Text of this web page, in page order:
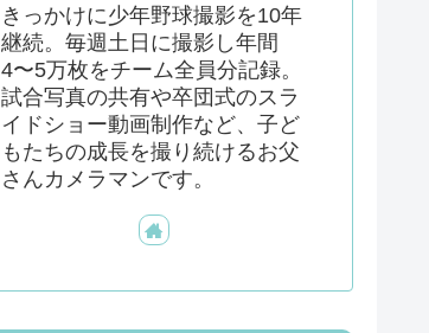
きっかけに少年野球撮影を10年
継続。毎週土日に撮影し年間
4〜5万枚をチーム全員分記録。
試合写真の共有や卒団式のスラ
イドショー動画制作など、子ど
もたちの成長を撮り続けるお父
さんカメラマンです。